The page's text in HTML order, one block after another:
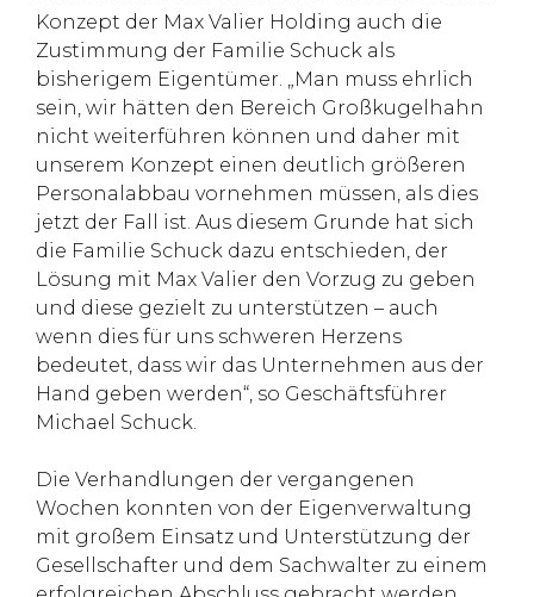
Konzept der Max Valier Holding auch die
Zustimmung der Familie Schuck als
bisherigem Eigentümer. „Man muss ehrlich
sein, wir hätten den Bereich Großkugelhahn
nicht weiterführen können und daher mit
unserem Konzept einen deutlich größeren
Personalabbau vornehmen müssen, als dies
jetzt der Fall ist. Aus diesem Grunde hat sich
die Familie Schuck dazu entschieden, der
Lösung mit Max Valier den Vorzug zu geben
und diese gezielt zu unterstützen – auch
wenn dies für uns schweren Herzens
bedeutet, dass wir das Unternehmen aus der
Hand geben werden“, so Geschäftsführer
Michael Schuck.
Die Verhandlungen der vergangenen
Wochen konnten von der Eigenverwaltung
mit großem Einsatz und Unterstützung der
Gesellschafter und dem Sachwalter zu einem